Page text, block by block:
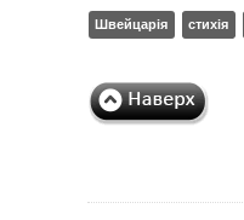
Швейцарія стихія